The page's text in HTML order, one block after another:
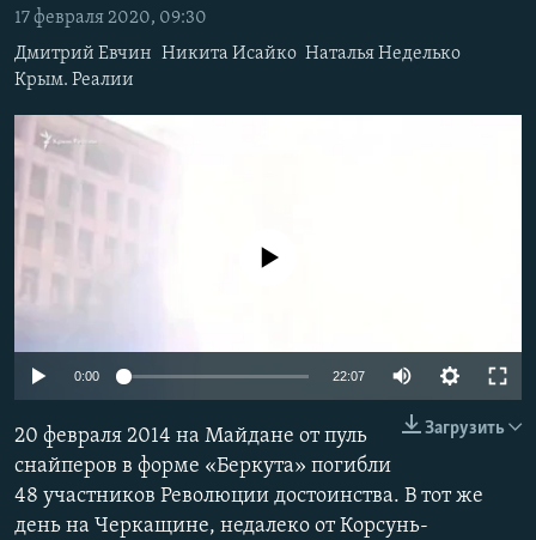
навигации
поиску
КАРТА ВОЕННЫХ ОБЪЕКТОВ КРЫМА
11 ЛЕТ ОККУПАЦИИ КРЫМА. 11 ИСТОРИЙ СОПРОТИВЛЕНИЯ
ИСТОРИЯ
ЕЩЕ
ИНФОГРАФИКА
ТЕЛЕПРОЕКТ КРЫМ.РЕАЛИИ
ПРОПАВШИЕ БЕЗ ВЕСТИ
КРЫМ.НЕПОКОРЕННЫЙ
УКРАИНСКАЯ ПРОБЛЕМА КРЫМА
КАК ОБОЙТИ БЛОКИРОВКУ
Українською
Все сайты RFE/RL
17 февраля 2020, 09:30
Дмитрий Евчин Никита Исайко Наталья Неделько
Крым. Реалии
No media source currently available
0:00 22:07
270p
404p
Загрузить
20 февраля 2014 на Майдане от пуль
снайперов в форме «Беркута» погибли
48 участников Революции достоинства. В тот же
день на Черкащине, недалеко от Корсунь-